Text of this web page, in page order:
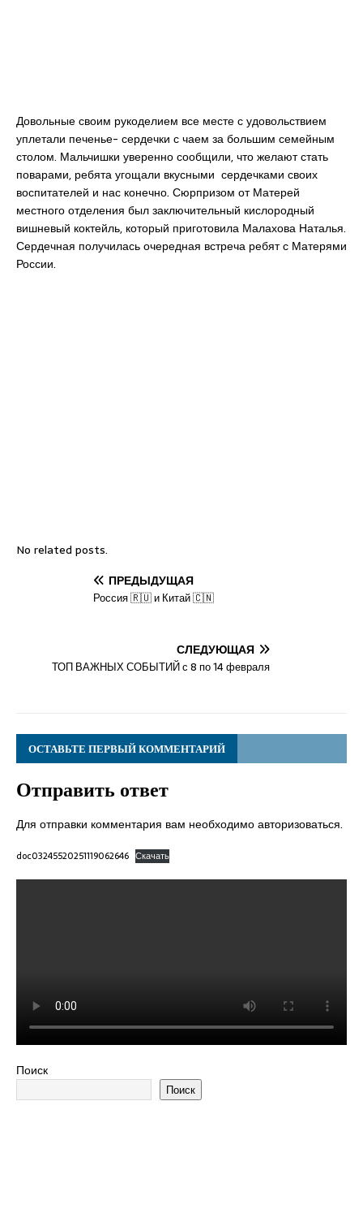
Довольные своим рукоделием все месте с удовольствием
уплетали печенье- сердечки с чаем за большим семейным
столом. Мальчишки уверенно сообщили, что желают стать
поварами, ребята угощали вкусными сердечками своих
воспитателей и нас конечно. Сюрпризом от Матерей
местного отделения был заключительный кислородный
вишневый коктейль, который приготовила Малахова Наталья.
Сердечная получилась очередная встреча ребят с Матерями
России.
No related posts.
ПРЕДЫДУЩАЯ
Россия 🇷🇺 и Китай 🇨🇳
СЛЕДУЮЩАЯ
ТОП ВАЖНЫХ СОБЫТИЙ с 8 по 14 февраля
ОСТАВЬТЕ ПЕРВЫЙ КОММЕНТАРИЙ
Отправить ответ
Для отправки комментария вам необходимоавторизоваться.
doc03245520251119062646 Скачать
Поиск
Поиск